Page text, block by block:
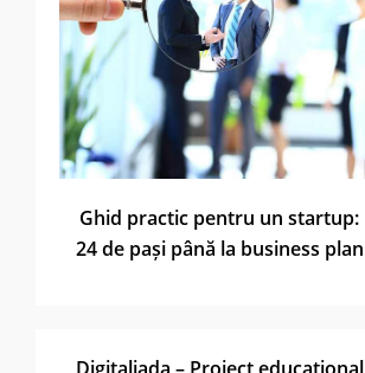
Ghid practic pentru un startup:
24 de pași până la business plan